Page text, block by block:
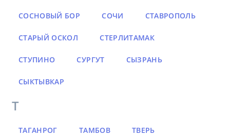
СОСНОВЫЙ БОР СОЧИ СТАВРОПОЛЬ
СТАРЫЙ ОСКОЛ СТЕРЛИТАМАК
СТУПИНО СУРГУТ СЫЗРАНЬ
СЫКТЫВКАР
Т
ТАГАНРОГ ТАМБОВ ТВЕРЬ